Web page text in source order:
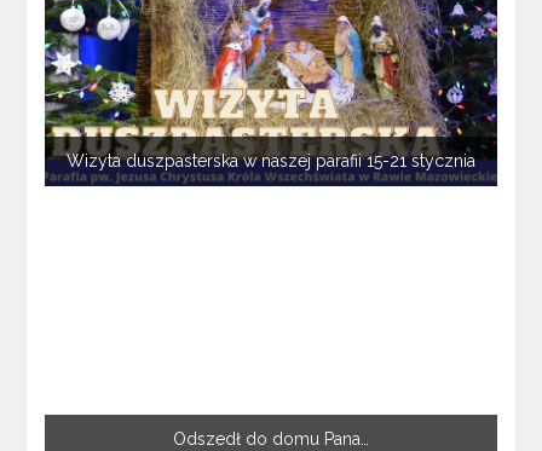
Wizyta duszpasterska w naszej parafii 15-21 stycznia
Odszedł do domu Pana…